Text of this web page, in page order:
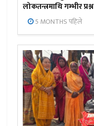
लोकतन्त्रमाथि गम्भीर प्रश्न
5 MONTHS पहिले